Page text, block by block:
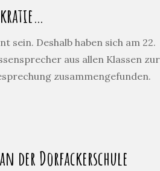
sein. Deshalb haben sich am 22.
aus allen Klassen zur
zusammengefunden.
der Dorfackerschule